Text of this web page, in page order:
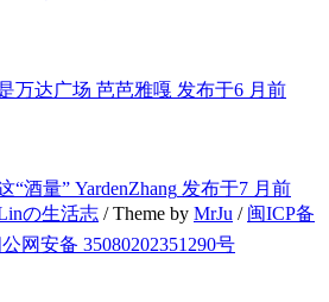
万达广场 芭芭雅嘎 发布于6 月前
“酒量” YardenZhang 发布于7 月前
の生活志 / Theme by MrJu / 闽ICP备
网安备 35080202351290号